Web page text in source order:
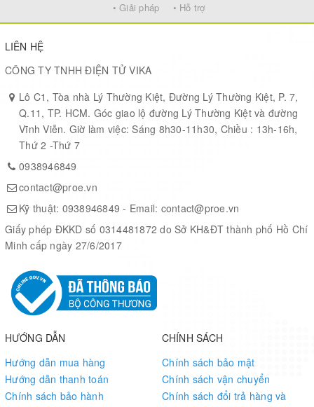
Reverse Polarity Motor
A handy reversed polarity motor prevents fan damage if you
accidentally connect the cable in the wrong direction. Additionally,
compatible with both 5V and 3.3V power input. Changing the
power input also lets you adjust the fan spin speed.
Strong Backplate
• Giải pháp • Hỗ trợ
LIÊN HỆ
CÔNG TY TNHH ĐIỆN TỬ VIKA
Lô C1, Tòa nhà Lý Thường Kiệt, Đường Lý Thường Kiệt, P. 7,
Q.11, TP. HCM. Góc giao lộ đường Lý Thường Kiệt và đường
Vĩnh Viễn. Giờ làm việc: Sáng 8h30-11h30, Chiều : 13h-16h,
Thứ 2 -Thứ 7
0938946849
contact@proe.vn
Kỹ thuật: 0938946849 - Email: contact@proe.vn
Giấy phép ĐKKD số 0314481872 do Sở KH&ĐT thành phố Hồ Chí
Minh cấp ngày 27/6/2017
HƯỚNG DẪN
Hướng dẫn mua hàng
Hướng dẫn thanh toán
Chính sách bảo hành
CHÍNH SÁCH
Chính sách bảo mật
Chính sách vận chuyển
Chính sách đổi trả hàng và